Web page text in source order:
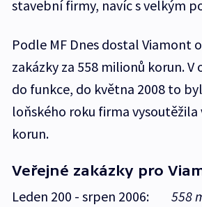
stavební firmy, navíc s velkým
Podle MF Dnes dostal Viamont
zakázky za 558 milionů korun.
do funkce, do května 2008 to
loňského roku firma
korun.
Veřejné zakázky pro
Leden 200 - srpen 2006: 558